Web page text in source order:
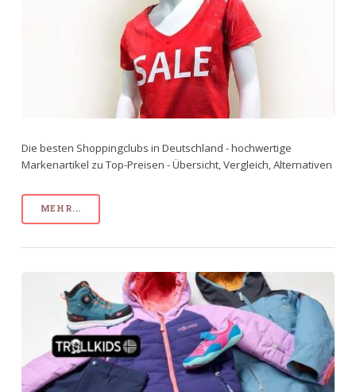
Die besten Shoppingclubs in Deutschland - hochwertige
Markenartikel zu Top-Preisen - Übersicht, Vergleich, Alternativen
MEHR...